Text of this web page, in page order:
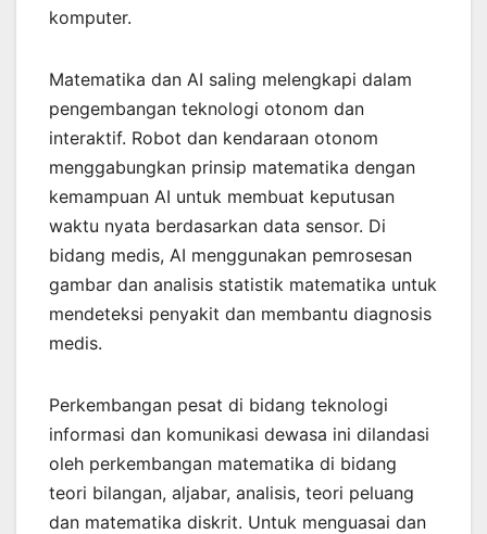
komputer.
Matematika dan AI saling melengkapi dalam
pengembangan teknologi otonom dan
interaktif. Robot dan kendaraan otonom
menggabungkan prinsip matematika dengan
kemampuan AI untuk membuat keputusan
waktu nyata berdasarkan data sensor. Di
bidang medis, AI menggunakan pemrosesan
gambar dan analisis statistik matematika untuk
mendeteksi penyakit dan membantu diagnosis
medis.
Perkembangan pesat di bidang teknologi
informasi dan komunikasi dewasa ini dilandasi
oleh perkembangan matematika di bidang
teori bilangan, aljabar, analisis, teori peluang
dan matematika diskrit. Untuk menguasai dan